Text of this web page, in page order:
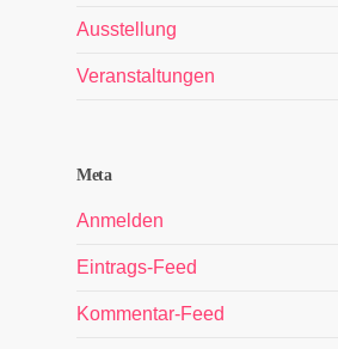
Ausstellung
Veranstaltungen
Meta
Anmelden
Eintrags-Feed
Kommentar-Feed